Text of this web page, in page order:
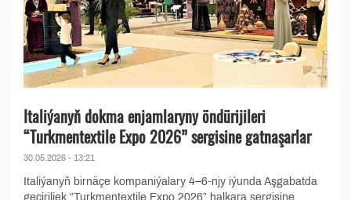
Italiýanyň dokma enjamlaryny öndürijileri
“Turkmentextile Expo 2026” sergisine gatnaşarlar
30.05.2026 - 13:21
Italiýanyň birnäçe kompaniýalary 4–6-njy iýunda Aşgabatda
geçiriljek “Turkmentextile Expo 2026” halkara sergisine